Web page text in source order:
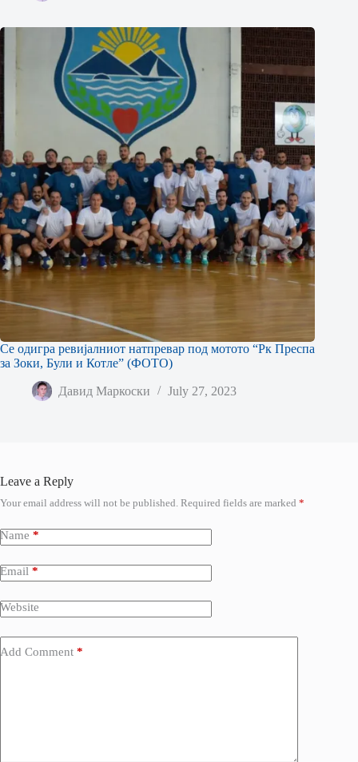
Се одигра ревијалниот натпревар под мотото “Рк Преспа
за Зоки, Були и Котле” (ФОТО)
Давид Маркоски July 27, 2023
Leave a Reply
Your email address will not be published. Required fields are marked *
Name *
Email *
Website
Add Comment *